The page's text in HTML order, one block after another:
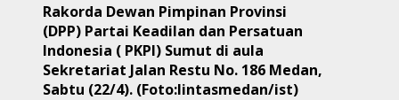
Rakorda Dewan Pimpinan Provinsi
(DPP) Partai Keadilan dan Persatuan
Indonesia ( PKPI) Sumut di aula
Sekretariat Jalan Restu No. 186 Medan,
Sabtu (22/4). (Foto:lintasmedan/ist)